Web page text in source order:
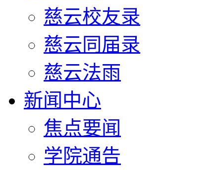
慈云校友录
慈云同届录
慈云法雨
新闻中心
焦点要闻
学院通告